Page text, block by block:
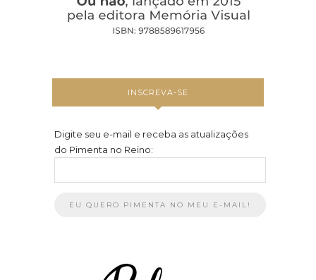
INSCREVA-SE
Digite seu e-mail e receba as atualizações
do Pimenta no Reino: